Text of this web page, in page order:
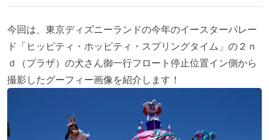
今回は、東京ディズニーランドの今年のイースターパレー
ド「ヒッピティ・ホッピティ・スプリングタイム」の２ｎ
ｄ（プラザ）の犬さん御一行フロート停止位置イン側から
撮影したグーフィー画像を紹介します！